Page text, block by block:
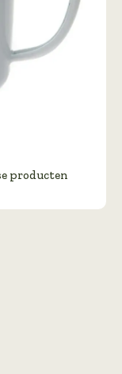
producten